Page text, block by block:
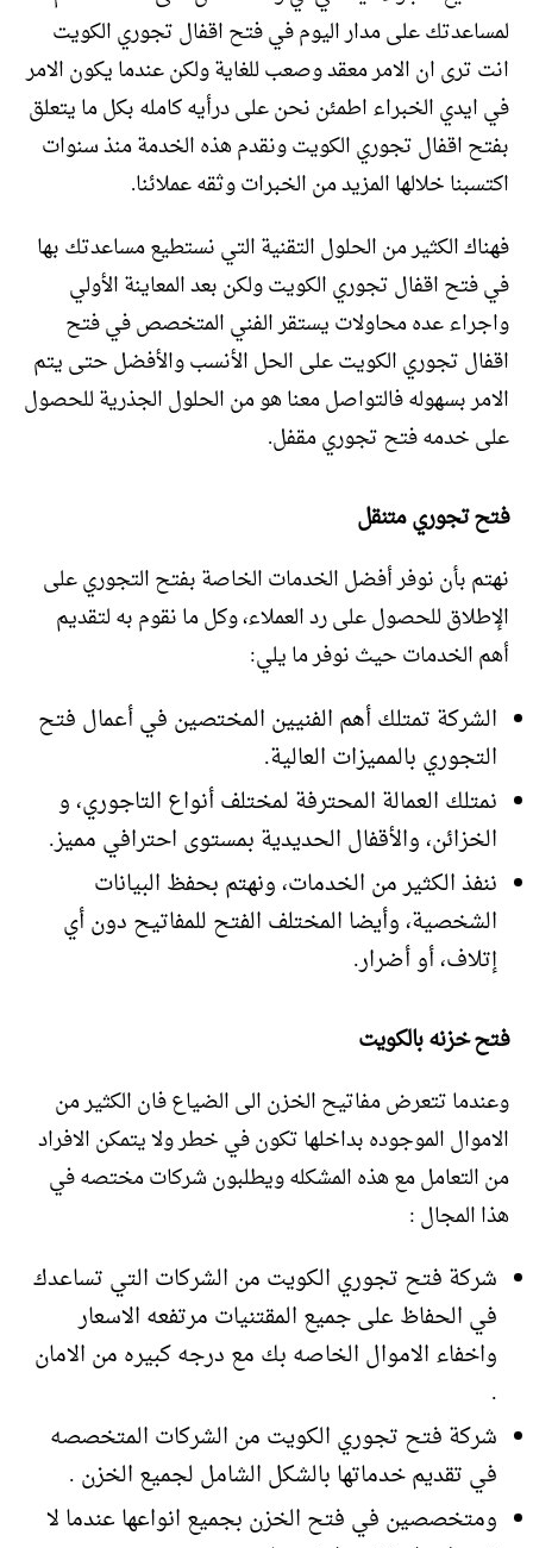
لمساعدتك على مدار اليوم في فتح اقفال تجوري الكويت
انت ترى ان الامر معقد وصعب للغاية ولكن عندما يكون الامر
في ايدي الخبراء اطمئن نحن على درأيه كامله بكل ما يتعلق
بفتح اقفال تجوري الكويت ونقدم هذه الخدمة منذ سنوات
اكتسبنا خلالها المزيد من الخبرات وثقه عملائنا.
فهناك الكثير من الحلول التقنية التي نستطيع مساعدتك بها
في فتح اقفال تجوري الكويت ولكن بعد المعاينة الأولي
واجراء عده محاولات يستقر الفني المتخصص في فتح
اقفال تجوري الكويت على الحل الأنسب والأفضل حتى يتم
الامر بسهوله فالتواصل معنا هو من الحلول الجذرية للحصول
على خدمه فتح تجوري مقفل.
فتح تجوري متنقل
نهتم بأن نوفر أفضل الخدمات الخاصة بفتح التجوري على
الإطلاق للحصول على رد العملاء، وكل ما نقوم به لتقديم
أهم الخدمات حيث نوفر ما يلي:
الشركة تمتلك أهم الفنيين المختصين في أعمال فتح
التجوري بالمميزات العالية.
نمتلك العمالة المحترفة لمختلف أنواع التاجوري، و
الخزائن، والأقفال الحديدية بمستوى احترافي مميز.
ننفذ الكثير من الخدمات، ونهتم بحفظ البيانات
الشخصية، وأيضا المختلف الفتح للمفاتيح دون أي
إتلاف، أو أضرار.
فتح خزنه بالكويت
وعندما تتعرض مفاتيح الخزن الى الضياع فان الكثير من
الاموال الموجوده بداخلها تكون في خطر ولا يتمكن الافراد
من التعامل مع هذه المشكله ويطلبون شركات مختصه في
هذا المجال :
شركة فتح تجوري الكويت من الشركات التي تساعدك
في الحفاظ على جميع المقتنيات مرتفعه الاسعار
واخفاء الاموال الخاصه بك مع درجه كبيره من الامان
.
شركة فتح تجوري الكويت من الشركات المتخصصه
في تقديم خدماتها بالشكل الشامل لجميع الخزن .
ومتخصصين في فتح الخزن بجميع انواعها عندما لا